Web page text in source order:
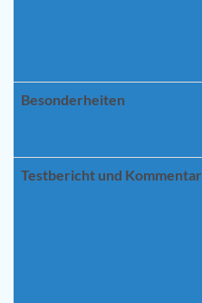
Besonderheiten
Testbericht und Kommentar